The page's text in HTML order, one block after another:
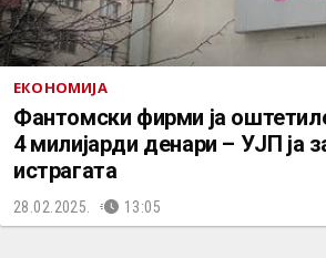
ЕКОНОМИЈА
Фантомски фирми ја
4 милијарди денари – УЈП ја
истрагата
28.02.2025. 13:05